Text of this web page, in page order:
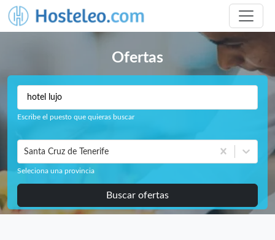
Ofertas
Escribe el puesto que quieras buscar
Santa Cruz de Tenerife
Seleciona una provincia
Buscar ofertas